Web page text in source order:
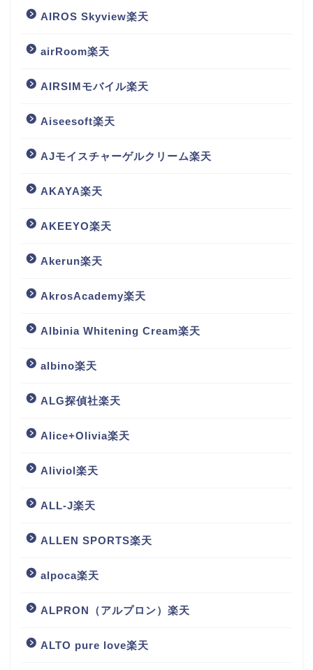
AIROS Skyview楽天
airRoom楽天
AIRSIMモバイル楽天
Aiseesoft楽天
AJモイスチャーゲルクリーム楽天
AKAYA楽天
AKEEYO楽天
Akerun楽天
AkrosAcademy楽天
Albinia Whitening Cream楽天
albino楽天
ALG探偵社楽天
Alice+Olivia楽天
Aliviol楽天
ALL-J楽天
ALLEN SPORTS楽天
alpoca楽天
ALPRON（アルプロン）楽天
ALTO pure love楽天